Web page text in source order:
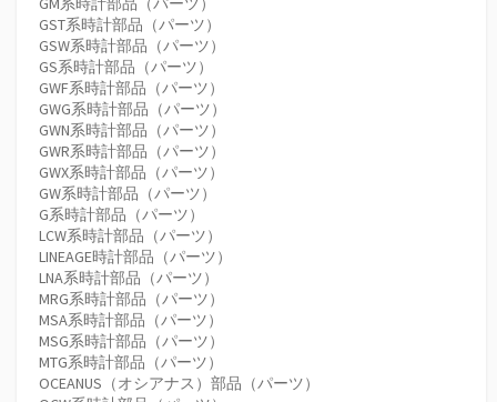
GST系時計部品（パーツ）
GSW系時計部品（パーツ）
GS系時計部品（パーツ）
GWF系時計部品（パーツ）
GWG系時計部品（パーツ）
GWN系時計部品（パーツ）
GWR系時計部品（パーツ）
GWX系時計部品（パーツ）
GW系時計部品（パーツ）
G系時計部品（パーツ）
LCW系時計部品（パーツ）
LINEAGE時計部品（パーツ）
LNA系時計部品（パーツ）
MRG系時計部品（パーツ）
MSA系時計部品（パーツ）
MSG系時計部品（パーツ）
MTG系時計部品（パーツ）
OCEANUS（オシアナス）部品（パーツ）